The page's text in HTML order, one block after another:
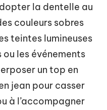
la dentelle au
couleurs sobres
teintes lumineuses
les événements
un top en
jean pour casser
à l’accompagner